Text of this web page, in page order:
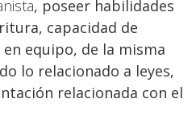
, poseer habilidades
capacidad de
equipo, de la misma
lo relacionado a leyes,
relacionada con el